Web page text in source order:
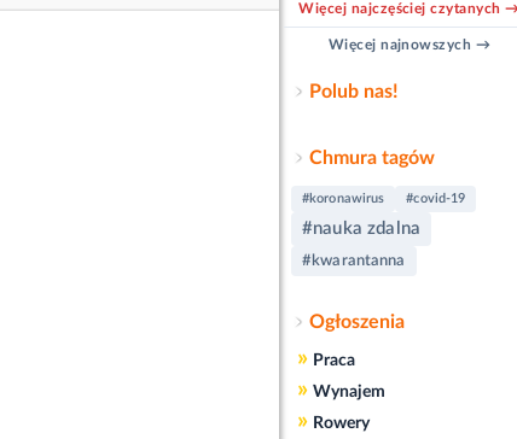
Więcej najczęściej czytanych
Więcej najnowszych →
Polub nas!
Chmura tagów
#koronawirus #covid-19
#nauka zdalna
#kwarantanna
Ogłoszenia
» Praca
» Wynajem
» Rowery